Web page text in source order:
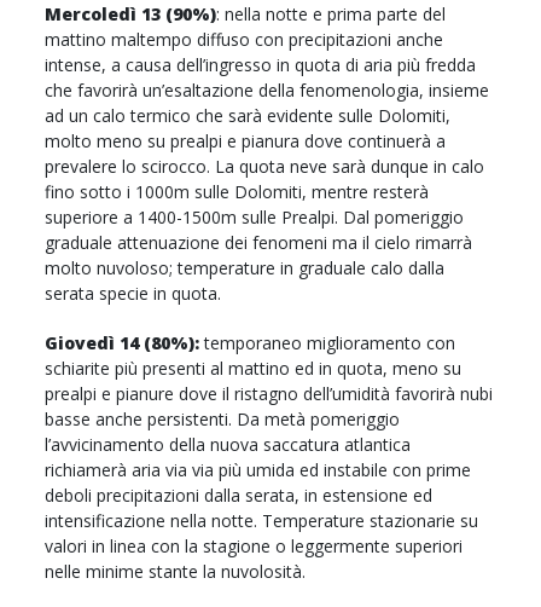
Mercoledì 13 (90%): nella notte e prima parte del
mattino maltempo diffuso con precipitazioni anche
intense, a causa dell’ingresso in quota di aria più fredda
che favorirà un’esaltazione della fenomenologia, insieme
ad un calo termico che sarà evidente sulle Dolomiti,
molto meno su prealpi e pianura dove continuerà a
prevalere lo scirocco. La quota neve sarà dunque in calo
fino sotto i 1000m sulle Dolomiti, mentre resterà
superiore a 1400-1500m sulle Prealpi. Dal pomeriggio
graduale attenuazione dei fenomeni ma il cielo rimarrà
molto nuvoloso; temperature in graduale calo dalla
serata specie in quota.
Giovedì 14 (80%):temporaneo miglioramento con
schiarite più presenti al mattino ed in quota, meno su
prealpi e pianure dove il ristagno dell’umidità favorirà nubi
basse anche persistenti. Da metà pomeriggio
l’avvicinamento della nuova saccatura atlantica
richiamerà aria via via più umida ed instabile con prime
deboli precipitazioni dalla serata, in estensione ed
intensificazione nella notte. Temperature stazionarie su
valori in linea con la stagione o leggermente superiori
nelle minime stante la nuvolosità.